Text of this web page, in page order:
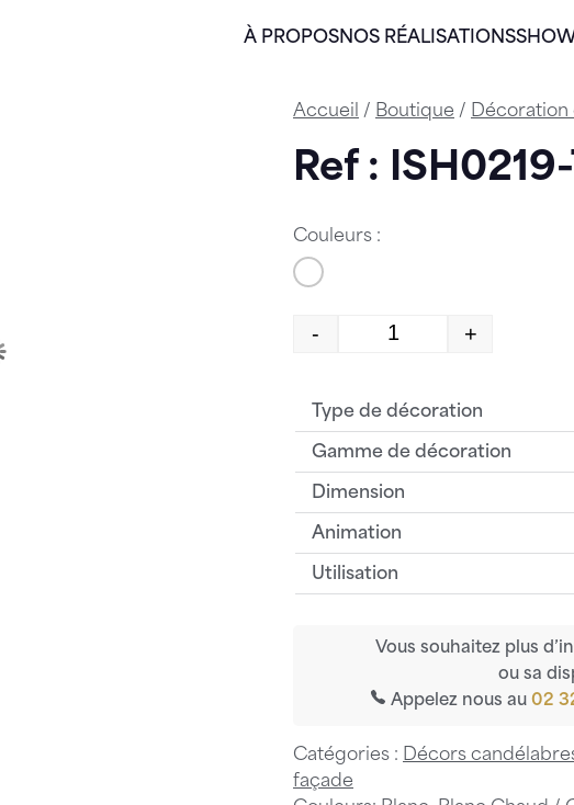
À PROPOSNOS RÉALISATIONS
Accueil / Boutique / Décoration
Ref :
Couleurs :
quantité de ISH0219-
- +
Type de décoration
Gamme de décoration
Dimension
Animation
Utilisation
Vous souhaitez plus
ou sa
Appelez nous au02
Catégories : Décors
façade